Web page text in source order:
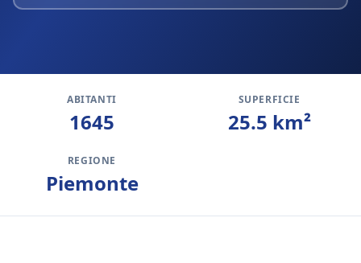
ABITANTI
1645
SUPERFICIE
25.5 km²
REGIONE
Piemonte